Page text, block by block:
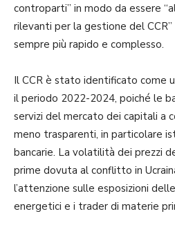
controparti” in modo da essere
rilevanti per la gestione del
sempre più rapido e complesso.
Il CCR è stato identificato come
il periodo 2022-2024, poiché le
servizi del mercato dei capitali a
meno trasparenti, in particolare
bancarie. La volatilità dei prezzi
prime dovuta al conflitto in
l’attenzione sulle esposizioni
energetici e i trader di materie